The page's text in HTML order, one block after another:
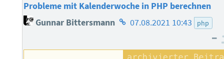
Probleme mit Kalenderwoche in PHP berechnen
Gunnar Bittersmann Homepage
Autors
07.08.2021 10:43 php
–